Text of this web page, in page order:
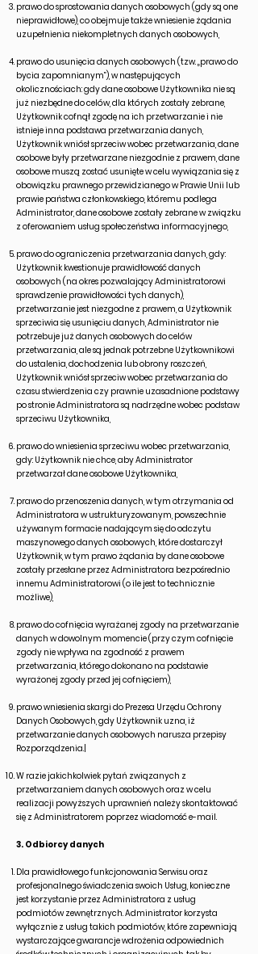
prawo do sprostowania danych osobowych (gdy są one
nieprawidłowe), co obejmuje także wniesienie żądania
uzupełnienia niekompletnych danych osobowych,
prawo do usunięcia danych osobowych (tzw. „prawo do
bycia zapomnianym”), w następujących
okolicznościach: gdy dane osobowe Użytkownika nie są
już niezbędne do celów, dla których zostały zebrane,
Użytkownik cofnął zgodę na ich przetwarzanie i nie
istnieje inna podstawa przetwarzania danych,
Użytkownik wniósł sprzeciw wobec przetwarzania, dane
osobowe były przetwarzane niezgodnie z prawem, dane
osobowe muszą zostać usunięte w celu wywiązania się z
obowiązku prawnego przewidzianego w Prawie Unii lub
prawie państwa członkowskiego, któremu podlega
Administrator, dane osobowe zostały zebrane w związku
z oferowaniem usług społeczeństwa informacyjnego,
prawo do ograniczenia przetwarzania danych, gdy:
Użytkownik kwestionuje prawidłowość danych
osobowych (na okres pozwalający Administratorowi
sprawdzenie prawidłowości tych danych),
przetwarzanie jest niezgodne z prawem, a Użytkownik
sprzeciwia się usunięciu danych, Administrator nie
potrzebuje już danych osobowych do celów
przetwarzania, ale są jednak potrzebne Użytkownikowi
do ustalenia, dochodzenia lub obrony roszczeń,
Użytkownik wniósł sprzeciw wobec przetwarzania do
czasu stwierdzenia czy prawnie uzasadnione podstawy
po stronie Administratora są nadrzędne wobec podstaw
sprzeciwu Użytkownika,
prawo do wniesienia sprzeciwu wobec przetwarzania,
gdy: Użytkownik nie chce, aby Administrator
przetwarzał dane osobowe Użytkownika,
prawo do przenoszenia danych, w tym otrzymania od
Administratora w ustrukturyzowanym, powszechnie
używanym formacie nadającym się do odczytu
maszynowego danych osobowych, które dostarczył
Użytkownik, w tym prawo żądania by dane osobowe
zostały przesłane przez Administratora bezpośrednio
innemu Administratorowi (o ile jest to technicznie
możliwe),
prawo do cofnięcia wyrażanej zgody na przetwarzanie
danych w dowolnym momencie (przy czym cofnięcie
zgody nie wpływa na zgodność z prawem
przetwarzania, którego dokonano na podstawie
wyrażonej zgody przed jej cofnięciem),
prawo wniesienia skargi do Prezesa Urzędu Ochrony
Danych Osobowych, gdy Użytkownik uzna, iż
przetwarzanie danych osobowych narusza przepisy
Rozporządzenia.|
W razie jakichkolwiek pytań związanych z
przetwarzaniem danych osobowych oraz w celu
realizacji powyższych uprawnień należy skontaktować
się z Administratorem poprzez wiadomość e-mail.
3. Odbiorcy danych
Dla prawidłowego funkcjonowania Serwisu oraz
profesjonalnego świadczenia swoich Usług, konieczne
jest korzystanie przez Administratora z usług
podmiotów zewnętrznych. Administrator korzysta
wyłącznie z usług takich podmiotów, które zapewniają
wystarczające gwarancje wdrożenia odpowiednich